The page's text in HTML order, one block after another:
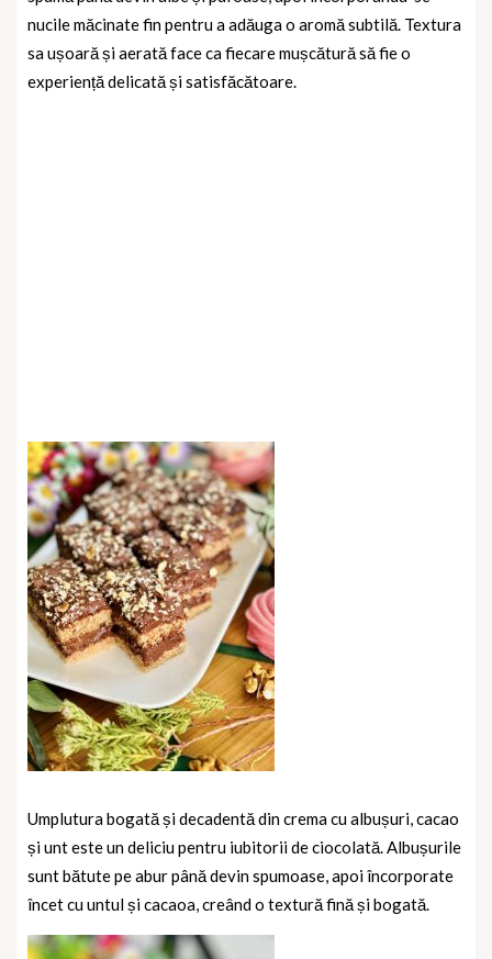
nucile măcinate fin pentru a adăuga o aromă subtilă. Textura
sa ușoară și aerată face ca fiecare mușcătură să fie o
experiență delicată și satisfăcătoare.
Umplutura bogată și decadentă din crema cu albușuri, cacao
și unt este un deliciu pentru iubitorii de ciocolată. Albușurile
sunt bătute pe abur până devin spumoase, apoi încorporate
încet cu untul și cacaoa, creând o textură fină și bogată.